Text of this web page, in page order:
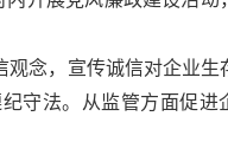
念，宣传诚信对企业生
守法。从监管方面促进